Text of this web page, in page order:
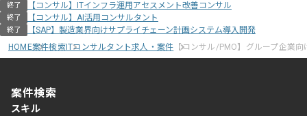
終了 【コンサル】ITインフラ運用アセスメント改善コンサル
終了 【コンサル】AI活用コンサルタント
終了
【SAP】製造業界向けサプライチェーン計画システム導入開発
HOME案件検索ITコンサルタント求人・案件 【コンサル/PMO】グループ企業
案件検索
スキル